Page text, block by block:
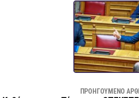
ΠΡΟΗΓΟΎΜΕΝΟ